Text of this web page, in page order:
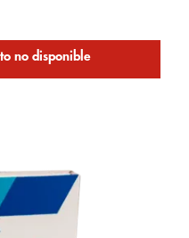
no disponible